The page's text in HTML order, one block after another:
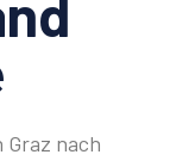
Graz nach